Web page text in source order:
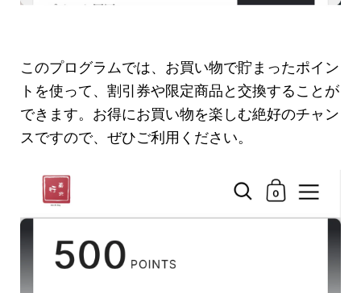
このプログラムでは、お買い物で貯まったポイン
トを使って、割引券や限定商品と交換することが
できます。お得にお買い物を楽しむ絶好のチャン
スですので、ぜひご利用ください。